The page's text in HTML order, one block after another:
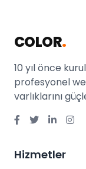
COLOR.
10 yıl önce
profesyonel
varlıklarını
Hizmetler